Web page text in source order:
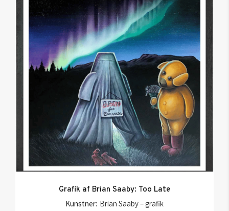
Grafik af Brian Saaby: Too Late
Kunstner: Brian Saaby – grafik